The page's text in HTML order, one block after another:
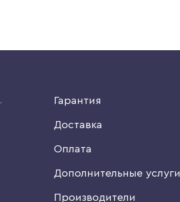
Гарантия
Доставка
Оплата
Дополнительные услуги
Производители